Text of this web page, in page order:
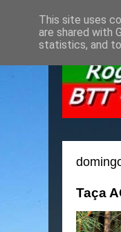
Taça
This site uses
are shared with
statistics, and